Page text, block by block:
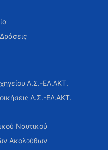
Λ.Σ.-ΕΛ.ΑΚΤ.
Λ.Σ.-ΕΛ.ΑΚΤ.
Ναυτικού
Ακολούθων